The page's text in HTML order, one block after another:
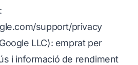
support/privacy
LLC): emprat per
i informació de rendiment